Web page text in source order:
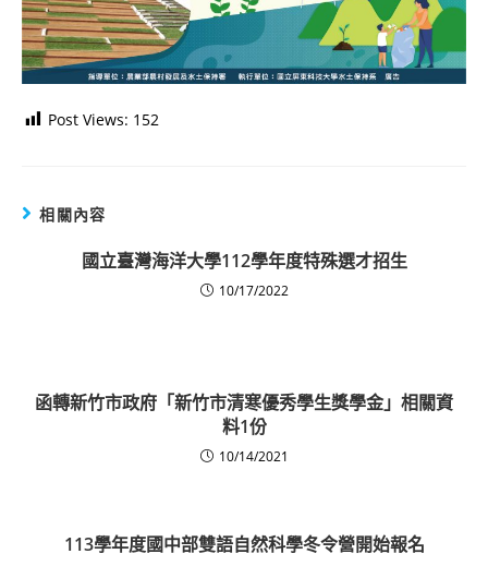
Post Views: 152
相關內容
國立臺灣海洋大學112學年度特殊選才招生
10/17/2022
函轉新竹市政府「新竹市清寒優秀學生獎學金」相關資
料1份
10/14/2021
113學年度國中部雙語自然科學冬令營開始報名